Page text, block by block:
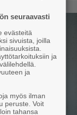
seuraavasti
evästeitä
sivuista, joilla
ja
ja
myös ilman
peruste. Voit
tahansa